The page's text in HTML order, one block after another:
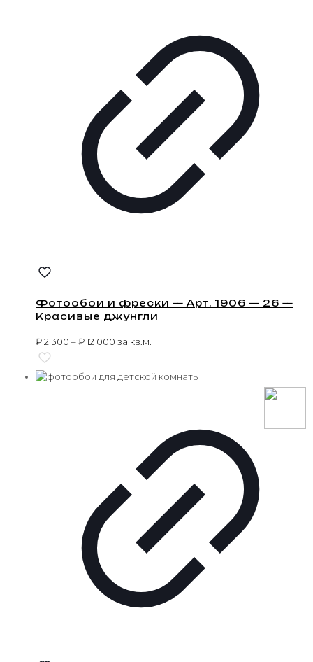
Фотообои и фрески — Арт. 1906 — 26 —
Красивые джунгли
₽2 300 –₽12 000 за кв.м.